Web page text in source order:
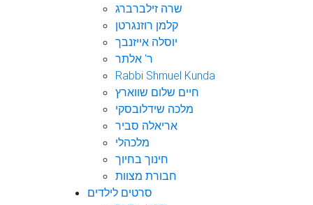
שרה זילברברג
קלמן רוזנגרטן
יוסלה אייזנבך
ר' אלתר
Rabbi Shmuel Kunda
חיים שלום שווארץ
מלכה שידלובסקי
אריאלה סביר
מלכהלי
חינוך בחיוך
חבורת מצוות
סרטים לילדים